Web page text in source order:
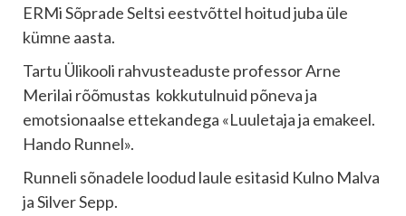
ERMi Sõprade Seltsi eestvõttel hoitud juba üle
kümne aasta.
Tartu Ülikooli rahvusteaduste professor Arne
Merilai rõõmustas kokkutulnuid põneva ja
emotsionaalse ettekandega «Luuletaja ja emakeel.
Hando Runnel».
Runneli sõnadele loodud laule esitasid Kulno Malva
ja Silver Sepp.